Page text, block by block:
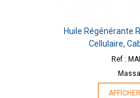
Huile Régénérante
Cellulaire,
Ref :